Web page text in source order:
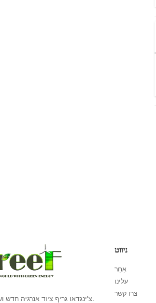
צ'ינגדאו גריף ציוד אנרגיה חדש ושות 'בע"מ.
ניווט
אַחֵר
עלינו
צרו קשר